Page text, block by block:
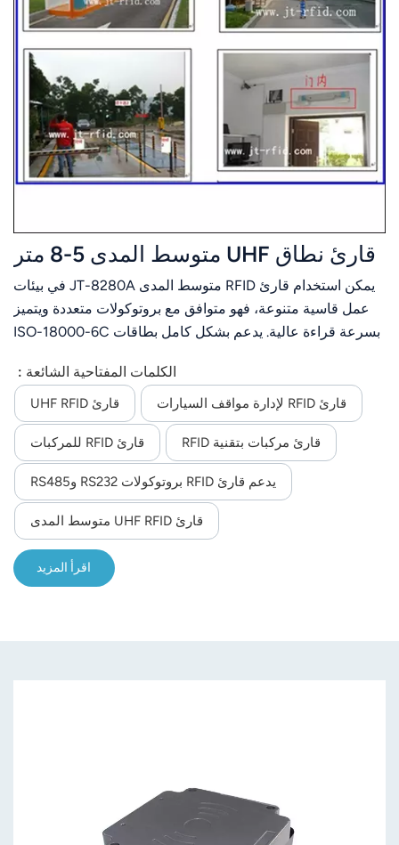
قارئ نطاق UHF متوسط ​​المدى 5-8 متر
يمكن استخدام قارئ RFID متوسط ​​المدى JT-8280A في بيئات
عمل قاسية متنوعة، فهو متوافق مع بروتوكولات متعددة ويتميز
بسرعة قراءة عالية. يدعم بشكل كامل بطاقات ISO-18000-6C
على البطاقة والبيئة). يتميز JT-8280A بسهولة تركيبه بفضل
حجمه الصغير ووزنه الخفيف.
الكلمات المفتاحية الشائعة :
قارئ RFID لإدارة مواقف السيارات قارئ UHF RFID
قارئ مركبات بتقنية RFID قارئ RFID للمركبات
يدعم قارئ RFID بروتوكولات RS232 وRS485
قارئ UHF RFID متوسط ​​المدى
اقرأ المزيد